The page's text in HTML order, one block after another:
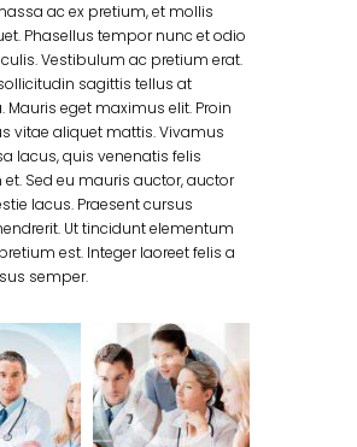
ac ex pretium, et mollis
Phasellus tempor nunc et odio
Vestibulum ac pretium erat.
sagittis tellus at
Mauris eget maximus elit. Proin
vitae aliquet mattis. Vivamus
lacus, quis venenatis felis
Sed eu mauris auctor, auctor
lacus. Praesent cursus
Ut tincidunt elementum
est. Integer laoreet felis a
semper.